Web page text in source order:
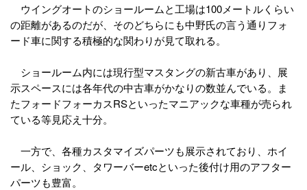
ウイングオートのショールームと工場は100メートルくらい
の距離があるのだが、そのどちらにも中野氏の言う通りフォ
ード車に関する積極的な関わりが見て取れる。
ショールーム内には現行型マスタングの新古車があり、展
示スペースには各年代の中古車がかなりの数並んでいる。ま
たフォードフォーカスRSといったマニアックな車種が売られ
ている等見応え十分。
一方で、各種カスタマイズパーツも展示されており、ホイ
ール、ショック、タワーバーetcといった後付け用のアフター
パーツも豊富。